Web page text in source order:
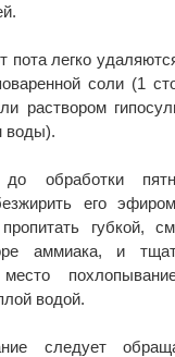
пота легко
соли (1
раствором
воды).
обработки
его
губкой,
аммиака, и
место
водой.
следует